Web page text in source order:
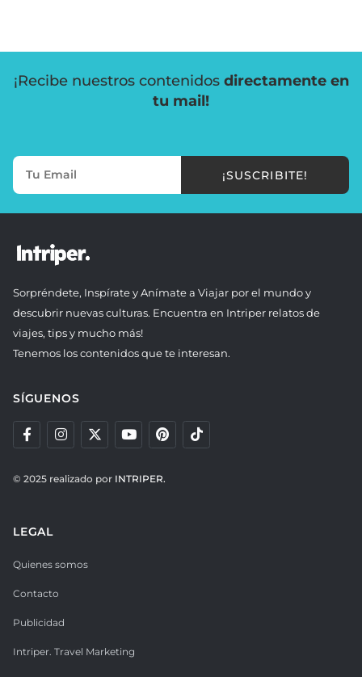
¡Recibe nuestros contenidos directamente en
tu mail!
¡SUSCRIBITE!
Sorpréndete, Inspírate y Anímate a Viajar por el mundo y
descubrir nuevas culturas. Encuentra en Intriper relatos de
viajes, tips y mucho más!
Tenemos los contenidos que te interesan.
SÍGUENOS
© 2025 realizado por INTRIPER.
LEGAL
Quienes somos
Contacto
Publicidad
Intriper. Travel Marketing